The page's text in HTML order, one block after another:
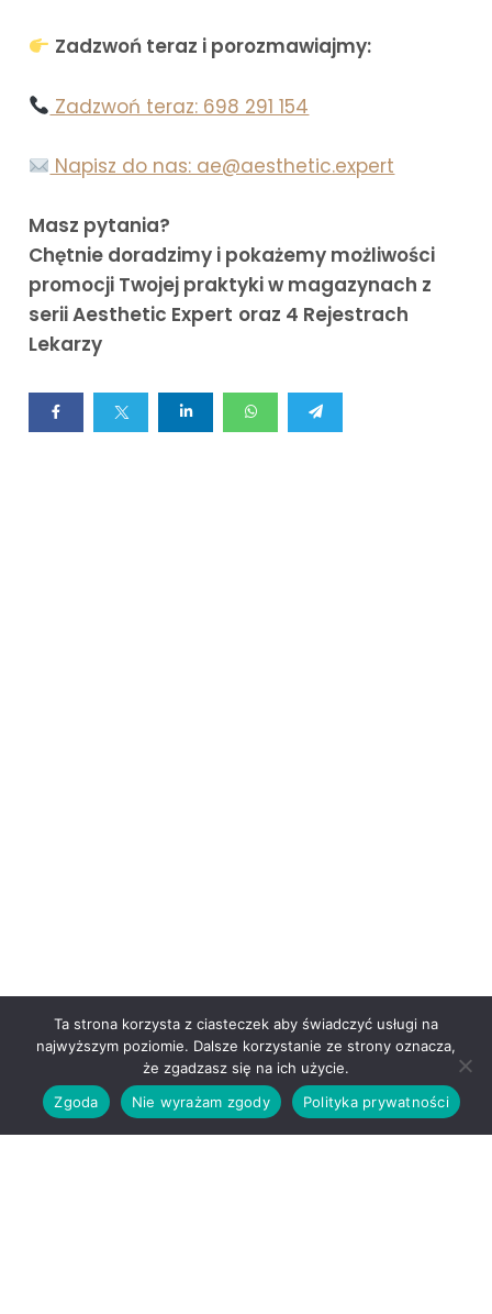
Zadzwoń teraz i porozmawiajmy:
Zadzwoń teraz: 698 291 154
Napisz do nas: ae@aesthetic.expert
Masz pytania?
Chętnie doradzimy i pokażemy możliwości
promocji Twojej praktyki w magazynach z
serii Aesthetic Expert oraz 4 Rejestrach
Lekarzy
Ta strona korzysta z ciasteczek aby świadczyć usługi na
najwyższym poziomie. Dalsze korzystanie ze strony oznacza,
że zgadzasz się na ich użycie.
Zgoda
Nie wyrażam zgody Polityka prywatności